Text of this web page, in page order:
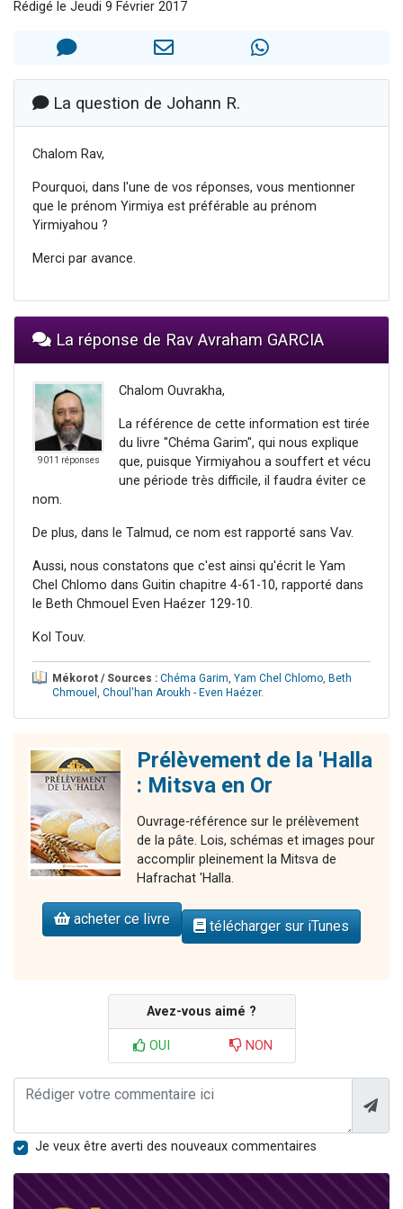
Il reste 49 places pour étudier en groupe sur Zoom
Eva vient de donner son Maasser
Rédigé le Jeudi 9 Février 2017
La question de Johann R.
Chalom Rav,
Pourquoi, dans l'une de vos réponses, vous mentionner
que le prénom Yirmiya est préférable au prénom
Yirmiyahou ?
Merci par avance.
La réponse de Rav Avraham GARCIA
9011 réponses
Chalom Ouvrakha,
La référence de cette information est tirée
du livre "Chéma Garim", qui nous explique
que, puisque Yirmiyahou a souffert et vécu
une période très difficile, il faudra éviter ce
nom.
De plus, dans le Talmud, ce nom est rapporté sans Vav.
Aussi, nous constatons que c'est ainsi qu'écrit le Yam
Chel Chlomo dans Guitin chapitre 4-61-10, rapporté dans
le Beth Chmouel Even Haézer 129-10.
Kol Touv.
Mékorot / Sources : Chéma Garim, Yam Chel Chlomo, Beth
Chmouel , Choul'han Aroukh - Even Haézer.
Prélèvement de la 'Halla
: Mitsva en Or
Ouvrage-référence sur le prélèvement
de la pâte. Lois, schémas et images pour
accomplir pleinement la Mitsva de
Hafrachat 'Halla.
acheter ce livre télécharger sur iTunes
Avez-vous aimé ?
OUI NON
Je veux être averti des nouveaux commentaires